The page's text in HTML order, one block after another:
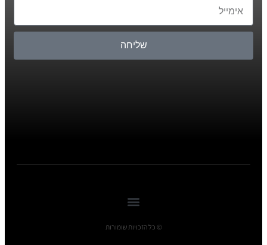
שליחה
© כל הזכויות שומורות